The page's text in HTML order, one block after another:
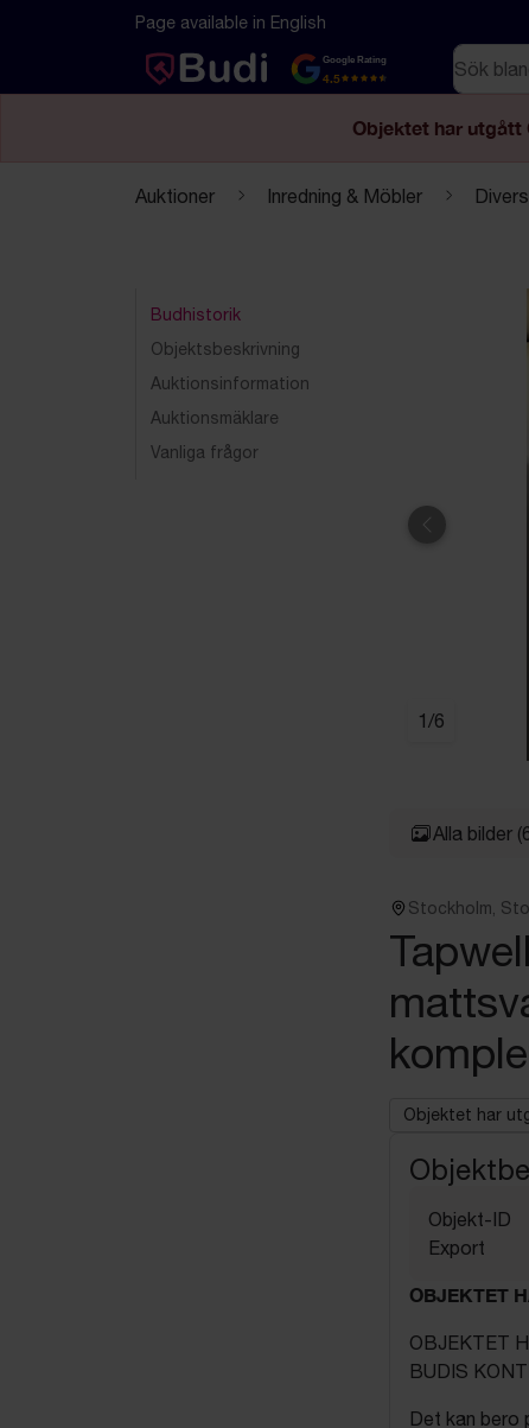
Hoppa till innehåll
Textbaserad (markdown) version av denna sida
Page available in English
Google Rating
4.5
Sök
Objektet har utgått
Auktioner Inredning & Möbler
Budhistorik
Objektsbeskrivning
Auktionsinformation
Auktionsmäklare
Vanliga frågor
Föregående
1 /6
Alla bilder
Stockholm,
Objektet har
Objekt-ID
Export
OBJEKTET
OBJEKTET
BUDIS
Det kan bero